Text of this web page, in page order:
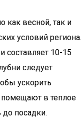
как весной, так и
условий региона.
составляет 10-15
следует
ускорить
помещают в теплое
до посадки.